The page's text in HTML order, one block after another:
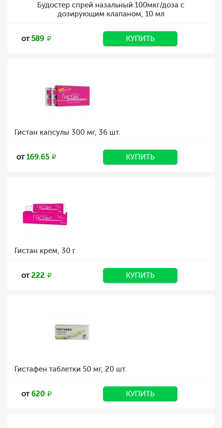
Будостер спрей назальный 100мкг/доза с
дозирующим клапаном, 10 мл
от589 КУПИТЬ
Гистан капсулы 300 мг, 36 шт.
от169.65 КУПИТЬ
Гистан крем, 30 г
от222 КУПИТЬ
Гистафен таблетки 50 мг, 20 шт.
от620 КУПИТЬ